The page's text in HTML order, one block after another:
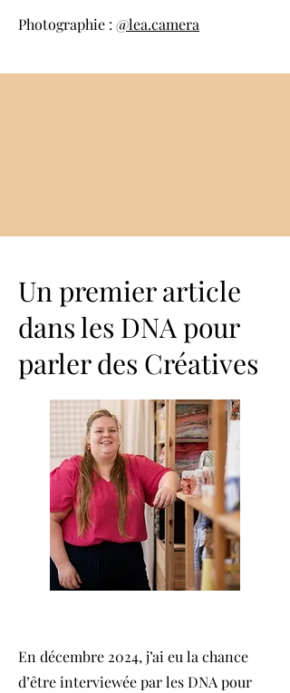
Photographie : @lea.camera
Un premier article
dans les DNA pour
parler des Créatives
En décembre 2024, j’ai eu la chance
d’être interviewée par les DNA pour